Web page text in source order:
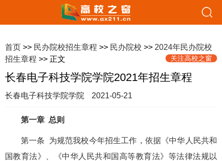
首页 >> 民办院校招生章程 >> 民办院校 >> 2024年民办院校
招生章程 >> 正文 关注高校之窗
长春电子科技学院学院2021年招生章程
长春电子科技学院学院 2021-05-21
第一章 总则
第一条 为规范我校今年招生工作，依据《中华人民共和
国教育法》、《中华人民共和国高等教育法》等法律法规以